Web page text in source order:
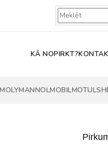
KĀ NOPIRKT?
MANNOLMOBILMOTUL